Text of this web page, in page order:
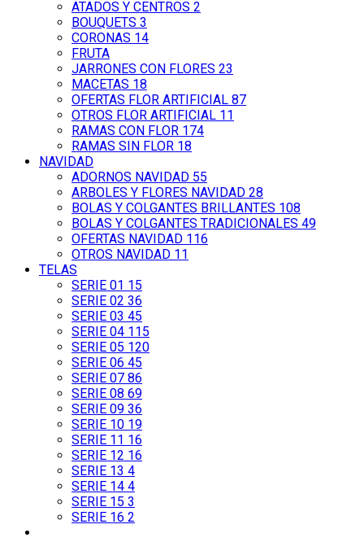
ATADOS Y CENTROS 2
BOUQUETS 3
CORONAS 14
FRUTA
JARRONES CON FLORES 23
MACETAS 18
OFERTAS FLOR ARTIFICIAL 87
OTROS FLOR ARTIFICIAL 11
RAMAS CON FLOR 174
RAMAS SIN FLOR 18
NAVIDAD
ADORNOS NAVIDAD 55
ARBOLES Y FLORES NAVIDAD 28
BOLAS Y COLGANTES BRILLANTES 108
BOLAS Y COLGANTES TRADICIONALES 49
OFERTAS NAVIDAD 116
OTROS NAVIDAD 11
TELAS
SERIE 01 15
SERIE 02 36
SERIE 03 45
SERIE 04 115
SERIE 05 120
SERIE 06 45
SERIE 07 86
SERIE 08 69
SERIE 09 36
SERIE 10 19
SERIE 11 16
SERIE 12 16
SERIE 13 4
SERIE 14 4
SERIE 15 3
SERIE 16 2